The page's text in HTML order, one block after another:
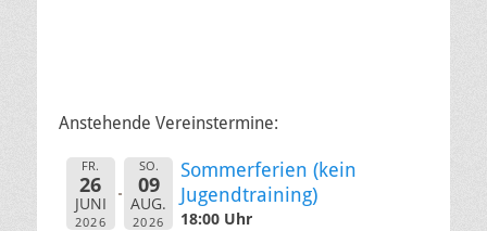
Anstehende Vereinstermine:
FR.
26
JUNI
2026
SO.
09
AUG.
2026
Sommerferien (kein
Jugendtraining)
18:00 Uhr